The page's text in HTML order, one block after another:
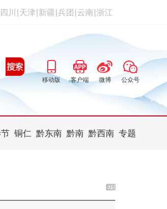
四川 天津 新疆 兵团 云南 浙江
移动版 客户端 微博 公众号
铜仁 黔东南 黔南 黔西南 专题